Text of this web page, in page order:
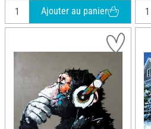
Ajouter au panier